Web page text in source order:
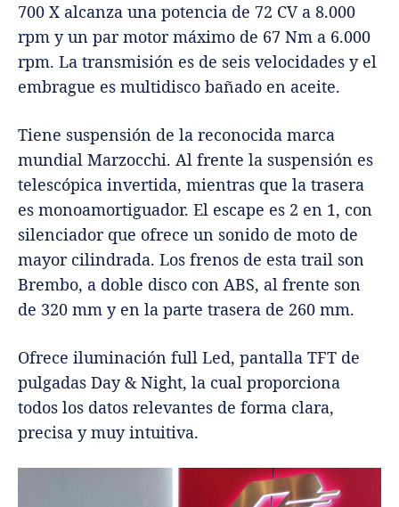
700 X alcanza una potencia de 72 CV a 8.000
rpm y un par motor máximo de 67 Nm a 6.000
rpm. La transmisión es de seis velocidades y el
embrague es multidisco bañado en aceite.
Tiene suspensión de la reconocida marca
mundial Marzocchi. Al frente la suspensión es
telescópica invertida, mientras que la trasera
es monoamortiguador. El escape es 2 en 1, con
silenciador que ofrece un sonido de moto de
mayor cilindrada. Los frenos de esta trail son
Brembo, a doble disco con ABS, al frente son
de 320 mm y en la parte trasera de 260 mm.
Ofrece iluminación full Led, pantalla TFT de
pulgadas Day & Night, la cual proporciona
todos los datos relevantes de forma clara,
precisa y muy intuitiva.